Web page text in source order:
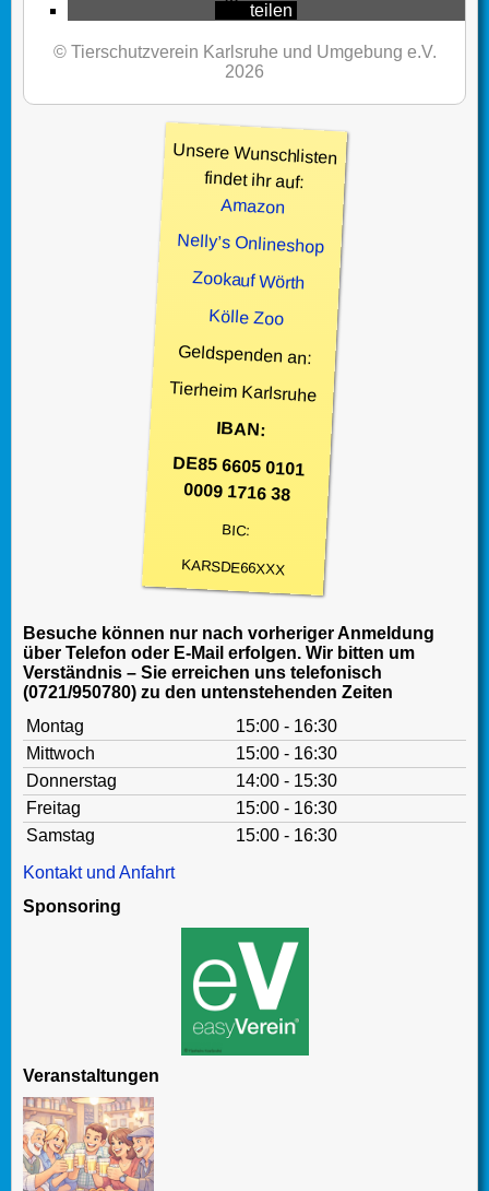
teilen
© Tierschutzverein Karlsruhe und Umgebung e.V.
2026
Unsere Wunschlisten
findet ihr auf:
Amazon
Nelly’s Onlineshop
Zookauf Wörth
Kölle Zoo
Geldspenden an:
Tierheim Karlsruhe
IBAN:
DE85 6605 0101
0009 1716 38
BIC:
KARSDE66XXX
Besuche können nur nach vorheriger Anmeldung
über Telefon oder E-Mail erfolgen. Wir bitten um
Verständnis – Sie erreichen uns telefonisch
(0721/950780) zu den untenstehenden Zeiten
Montag
15:00 - 16:30
Mittwoch
15:00 - 16:30
Donnerstag
14:00 - 15:30
Freitag
15:00 - 16:30
Samstag
15:00 - 16:30
Kontakt und Anfahrt
Sponsoring
Veranstaltungen